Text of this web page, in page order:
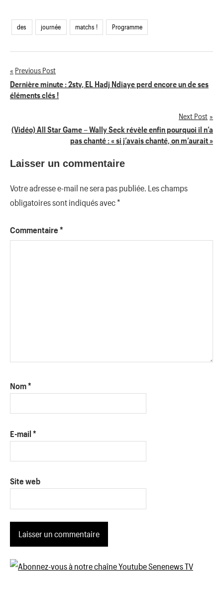
des journée matchs ! Programme
Navigation
de
Previous Post
Dernière minute : 2stv, EL Hadj Ndiaye perd encore un de ses
éléments clés !
Next Post
(Vidéo) All Star Game – Wally Seck révèle enfin pourquoi il n’a
pas chanté : « si j’avais chanté, on m’aurait »
Laisser un commentaire
Votre adresse e-mail ne sera pas publiée. Les champs
obligatoires sont indiqués avec*
Commentaire *
Nom*
E-mail *
Site web